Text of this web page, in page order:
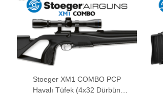
Stoeger XM1 COMBO PCP
Havalı Tüfek (4x32 Dürbün